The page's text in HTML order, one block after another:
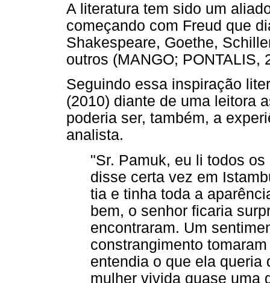
A literatura tem sido um
começando com Freud que
Shakespeare, Goethe,
outros (MANGO; PONTALIS,
Seguindo essa inspiração
(2010) diante de uma leitora
poderia ser, também, a
analista.
"Sr. Pamuk, eu li todos
disse certa vez em
tia e tinha toda a
bem, o senhor ficaria
encontraram. Um
constrangimento
entendia o que ela queria
mulher vivida quase uma